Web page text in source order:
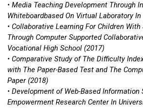
• Media Teaching Development Through
Whiteboardbased On Virtual Laboratory
• Collaborative Learning For Children
Through Computer Supported
Vocational High School (2017)
• Comparative Study of The Difficulty
with The Paper-Based Test and The
Paper (2018)
• Development of Web-Based Information
Empowerment Research Center In